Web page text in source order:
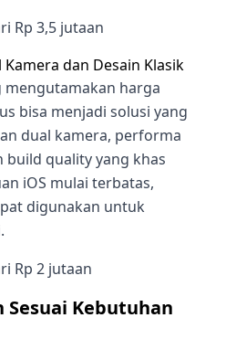
Rp 3,5 jutaan
Kamera dan Desain Klasik
harga
bisa menjadi solusi yang
dual kamera, performa
build quality yang khas
iOS mulai terbatas,
digunakan untuk
Rp 2 jutaan
Kebutuhan